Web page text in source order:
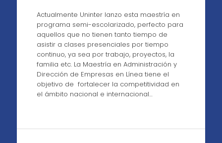
Actualmente Uninter lanzo esta maestría en
programa semi-escolarizado, perfecto para
aquellos que no tienen tanto tiempo de
asistir a clases presenciales por tiempo
continuo, ya sea por trabajo, proyectos, la
familia etc. La Maestría en Administración y
Dirección de Empresas en Línea tiene el
objetivo de fortalecer la competitividad en
el ámbito nacional e internacional…